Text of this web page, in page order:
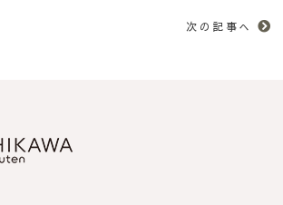
次の記事へ